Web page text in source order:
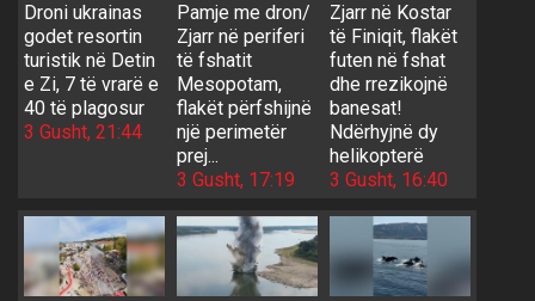
Droni ukrainas
godet resortin
turistik në Detin
e Zi, 7 të vrarë e
40 të plagosur
3 Gusht, 21:44
Pamje me dron/
Zjarr në periferi
të fshatit
Mesopotam,
flakët përfshijnë
një perimetër
prej...
3 Gusht, 17:19
Zjarr në Kostar
të Finiqit, flakët
futen në fshat
dhe rrezikojnë
banesat!
Ndërhyjnë dy
helikopterë
3 Gusht, 16:40